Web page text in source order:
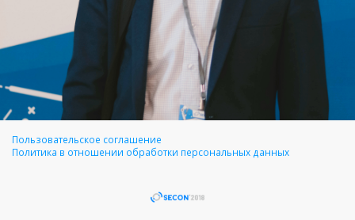
Пользовательское соглашение
Политика в отношении обработки персональных данных